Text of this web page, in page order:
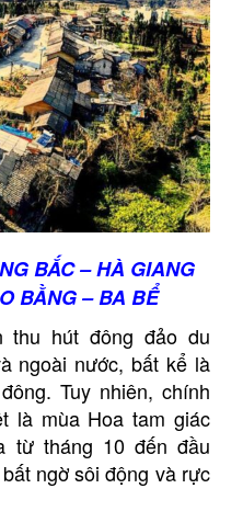
BẮC – HÀ GIANG
BẰNG – BA BỂ
thu hút đông đảo du
ngoài nước, bất kể là
Tuy nhiên, chính
là mùa Hoa tam giác
từ tháng 10 đến đầu
ngờ sôi động và rực